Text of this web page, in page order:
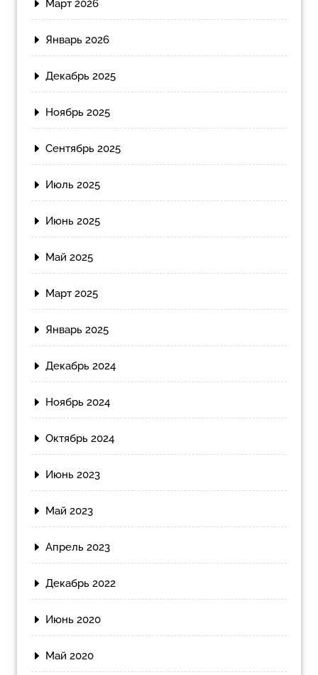
Март 2026
Январь 2026
Декабрь 2025
Ноябрь 2025
Сентябрь 2025
Июль 2025
Июнь 2025
Май 2025
Март 2025
Январь 2025
Декабрь 2024
Ноябрь 2024
Октябрь 2024
Июнь 2023
Май 2023
Апрель 2023
Декабрь 2022
Июнь 2020
Май 2020